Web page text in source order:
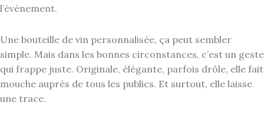
l’événement.
Une bouteille de vin personnalisée, ça peut sembler
simple. Mais dans les bonnes circonstances, c’est un geste
qui frappe juste. Originale, élégante, parfois drôle, elle fait
mouche auprès de tous les publics. Et surtout, elle laisse
une trace.